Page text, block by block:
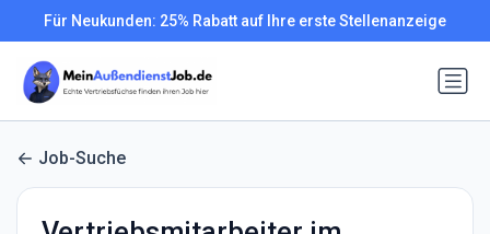
Für Neukunden: 25% Rabatt auf Ihre erste Stellenanzeige
Job-Suche